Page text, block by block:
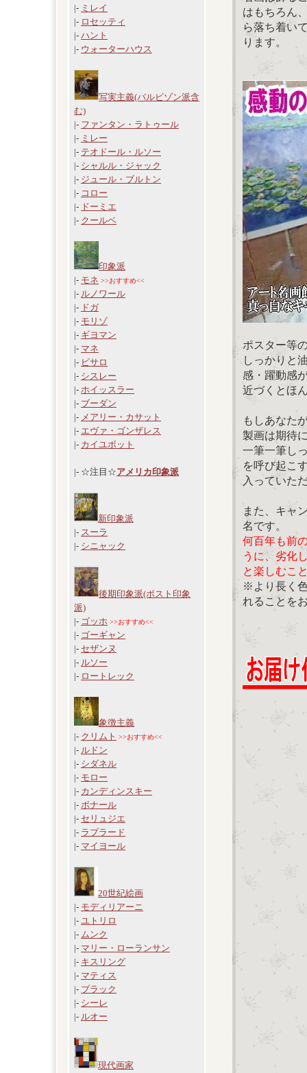
|- ミレイ
|- ロセッティ
|- ハント
|- ウォーターハウス
写実主義(バルビゾン派含
む)
|- ファンタン・ラトゥール
|- ミレー
|- テオドール・ルソー
|- シャルル・ジャック
|- ジュール・ブルトン
|- コロー
|- ドーミエ
|- クールベ
印象派
|- モネ >>おすすめ<<
|- ルノワール
|- ドガ
|- モリゾ
|- ギヨマン
|- マネ
|- ピサロ
|- シスレー
|- ホイッスラー
|- ブーダン
|- メアリー・カサット
|- エヴァ・ゴンザレス
|- カイユボット
|- ☆注目☆アメリカ印象派
新印象派
|- スーラ
|- シニャック
後期印象派(ポスト印象
派)
|- ゴッホ >>おすすめ<<
|- ゴーギャン
|- セザンヌ
|- ルソー
|- ロートレック
象徴主義
|- クリムト >>おすすめ<<
|- ルドン
|- シダネル
|- モロー
|- カンディンスキー
|- ボナール
|- セリュジエ
|- ラプラード
|- マイヨール
20世紀絵画
|- モディリアーニ
|- ユトリロ
|- ムンク
|- マリー・ローランサン
|- キスリング
|- マティス
|- ブラック
|- シーレ
|- ルオー
現代画家
はもちろん
ら落ち着い
ります。
ポスター等
しっかりと
感・躍動感
近づくとほ
もしあなた
製画は期待
一筆一筆し
を呼び起こ
入っていた
また、キャ
名です。
何百年も前
うに、劣化
と楽しむこ
※より長く
れることを